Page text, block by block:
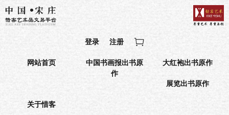
登录 注册
网站首页
中国书画报出书原
作
大红袍出书原作
展览出书原作
关于惜客